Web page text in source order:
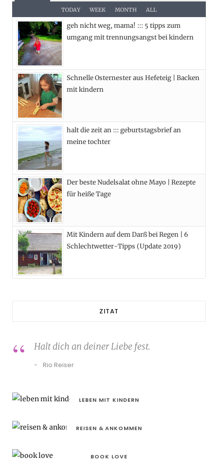
e
b
k
w
i
e
t
a
a
e
s
TODAY WEEK MONTH ALL
geh nicht weg, mama! ::: 5 tipps zum
umgang mit trennungsangst bei kindern
Schnelle Osternester aus Hefeteig | Backen
mit kindern
halt die zeit an ::: geburtstagsbrief an
meine tochter
Der beste Nudelsalat ohne Mayo | Rezepte
für heiße Tage
Mit Kindern auf dem Darß bei Regen | 6
Schlechtwetter-Tipps (Update 2019)
ZITAT
Halt dich an deiner Liebe fest.
Rio Reiser
LEBEN MIT KINDERN
REISEN & ANKOMMEN
BOOK LOVE